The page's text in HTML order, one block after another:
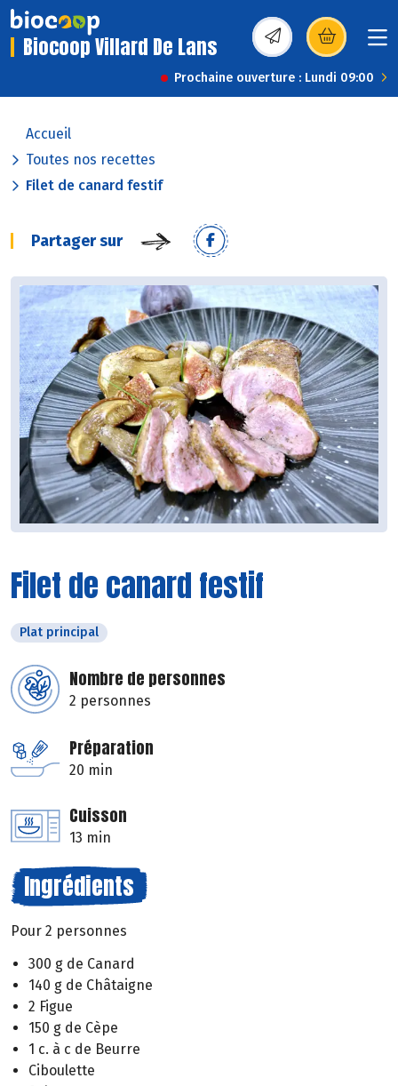
Biocoop Villard De Lans (s’ouvre dans une
Prochaine ouverture : Lundi 09:00
Accueil
Toutes nos recettes
Filet de canard festif
Partager sur
Filet de canard festif
Plat principal
Nombre de personnes
2 personnes
Préparation
20 min
Cuisson
13 min
Ingrédients
Pour 2 personnes
300 g de Canard
140 g de Châtaigne
2 Figue
150 g de Cèpe
1 c. à c de Beurre
Ciboulette